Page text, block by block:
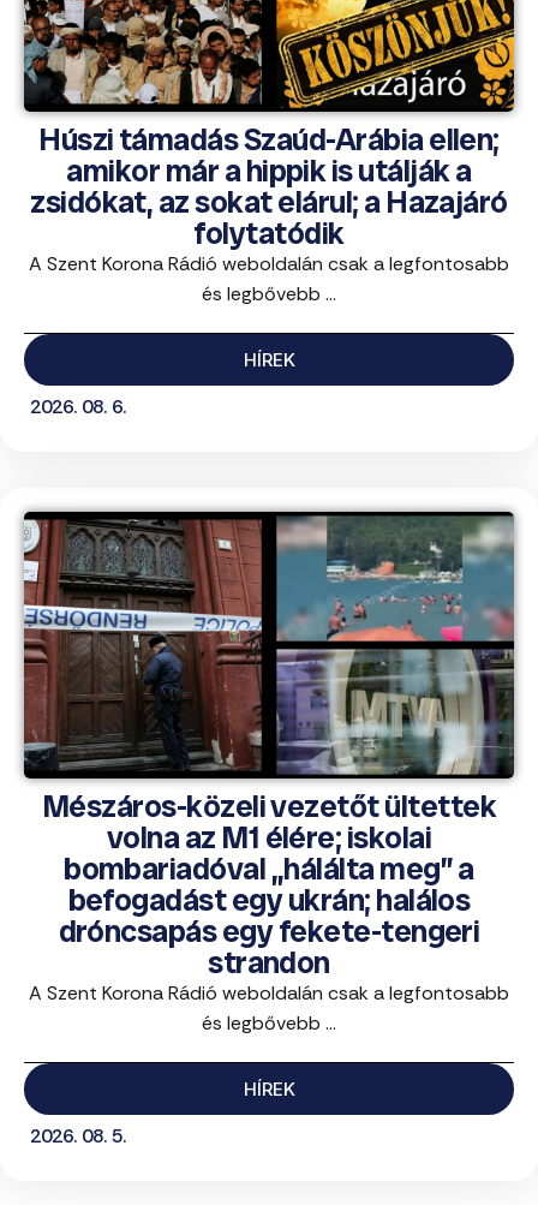
Húszi támadás Szaúd-Arábia ellen;
amikor már a hippik is utálják a
zsidókat, az sokat elárul; a Hazajáró
folytatódik
A Szent Korona Rádió weboldalán csak a legfontosabb
és legbővebb ...
HÍREK
2026. 08. 6.
Mészáros-közeli vezetőt ültettek
volna az M1 élére; iskolai
bombariadóval „hálálta meg” a
befogadást egy ukrán; halálos
dróncsapás egy fekete-tengeri
strandon
A Szent Korona Rádió weboldalán csak a legfontosabb
és legbővebb ...
HÍREK
2026. 08. 5.